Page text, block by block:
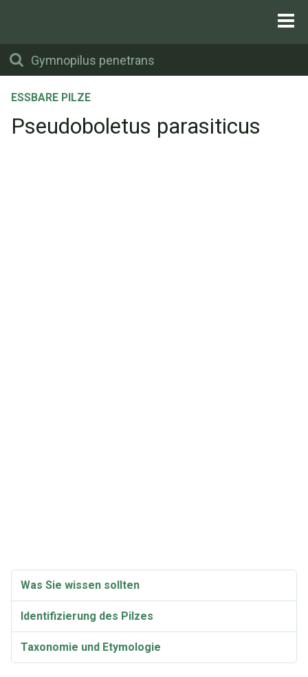
ESSBARE PILZE
Pseudoboletus parasiticus
Was Sie wissen sollten
Identifizierung des Pilzes
Taxonomie und Etymologie